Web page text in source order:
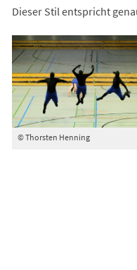
Dieser Stil entspricht
© Thorsten Henning